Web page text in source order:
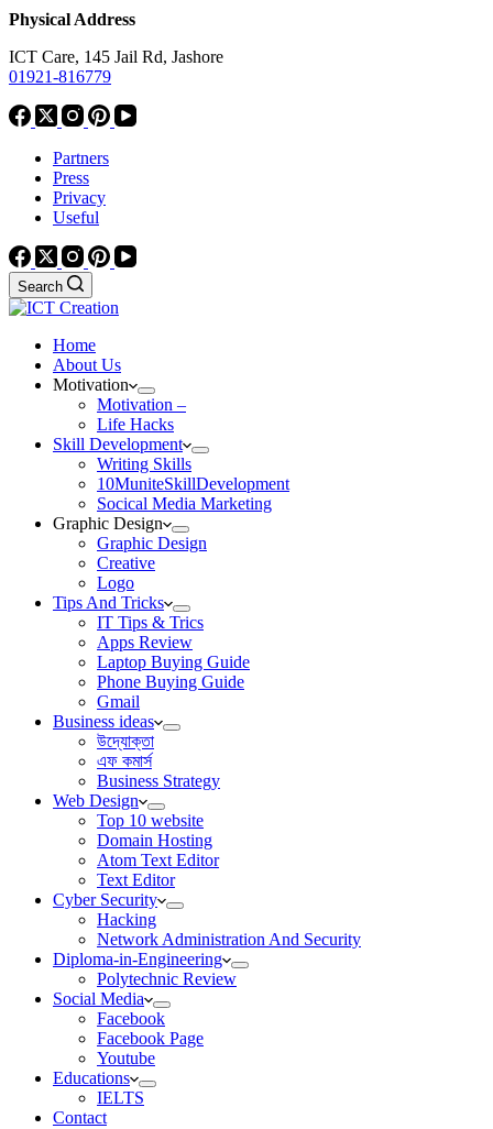
Physical Address
ICT Care, 145 Jail Rd, Jashore
01921-816779
Partners
Press
Privacy
Useful
Search
Home
About Us
Motivation
Motivation –
Life Hacks
Skill Development
Writing Skills
10MuniteSkillDevelopment
Socical Media Marketing
Graphic Design
Graphic Design
Creative
Logo
Tips And Tricks
IT Tips & Trics
Apps Review
Laptop Buying Guide
Phone Buying Guide
Gmail
Business ideas
উদ্যোক্তা
এফ কমার্স
Business Strategy
Web Design
Top 10 website
Domain Hosting
Atom Text Editor
Text Editor
Cyber Security
Hacking
Network Administration And Security
Diploma-in-Engineering
Polytechnic Review
Social Media
Facebook
Facebook Page
Youtube
Educations
IELTS
Contact